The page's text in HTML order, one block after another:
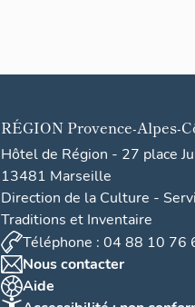
RÉGION Provence-Alpes-
Hôtel de Région - 27 place
13481 Marseille
Direction de la Culture -
Traditions et Inventaire
Téléphone : 04 88 10 76
Nous contacter
Aide